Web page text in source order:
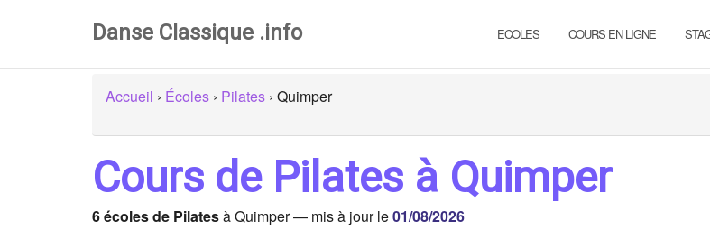
Danse Classique .info ECOLES COURS EN LIGNE
Accueil › Écoles › Pilates › Quimper
Cours de Pilates à Quimper
6 écoles de Pilatesà Quimper — mis à jour le01/08/2026